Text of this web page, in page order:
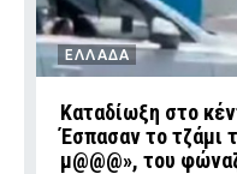
ΕΛΛΑΔΑ
Καταδίωξη στο
Έσπασαν το τζάμι
μ@@@», του